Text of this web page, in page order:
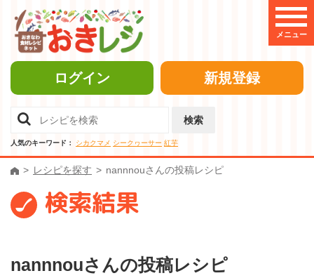
メニュー
ログイン 新規登録
検索
人気のキーワード： シカクマメ シークヮーサー 紅芋
レシピを探す nannnouさんの投稿レシピ
検索結果
nannnouさんの投稿レシピ